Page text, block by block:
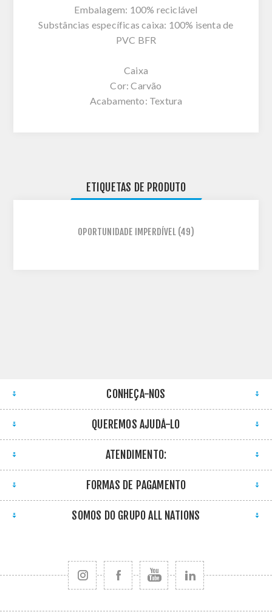
Embalagem: 100% reciclável
Substâncias específicas caixa: 100% isenta de
PVC BFR
Caixa
Cor: Carvão
Acabamento: Textura
ETIQUETAS DE PRODUTO
OPORTUNIDADE IMPERDÍVEL (49)
CONHEÇA-NOS
QUEREMOS AJUDÁ-LO
ATENDIMENTO:
FORMAS DE PAGAMENTO
SOMOS DO GRUPO ALL NATIONS